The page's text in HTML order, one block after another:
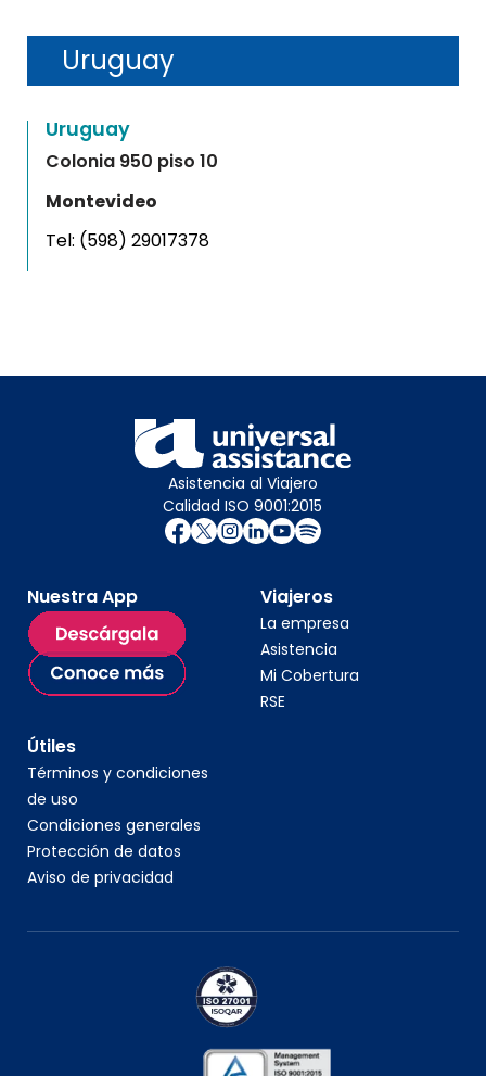
Uruguay
Uruguay
Colonia 950 piso 10
Montevideo
Tel: (598) 29017378
Asistencia al Viajero
Calidad ISO 9001:2015
Nuestra App Viajeros
La empresa
Asistencia
Mi Cobertura
RSE
Útiles
Términos y condiciones
de uso
Condiciones generales
Protección de datos
Aviso de privacidad